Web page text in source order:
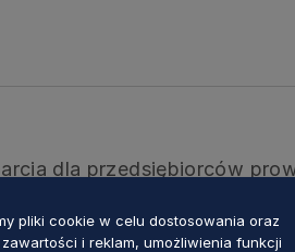
dla przedsiębiorców
dostaw produktów
pliki cookie w celu dostosowania oraz
i reklam, umożliwienia funkcji